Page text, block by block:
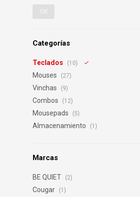
Categorías
Teclados (10)
Mouses (27)
Vinchas (9)
Combos (12)
Mousepads (5)
Almacenamiento (1)
Marcas
BE QUIET (2)
Cougar (1)
OK